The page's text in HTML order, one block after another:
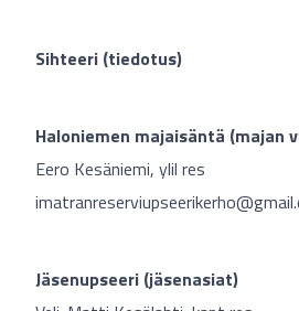
Sihteeri (tiedotus)
Haloniemen majaisäntä (majan
Eero Kesäniemi, ylil res
Jäsenupseeri (jäsenasiat)